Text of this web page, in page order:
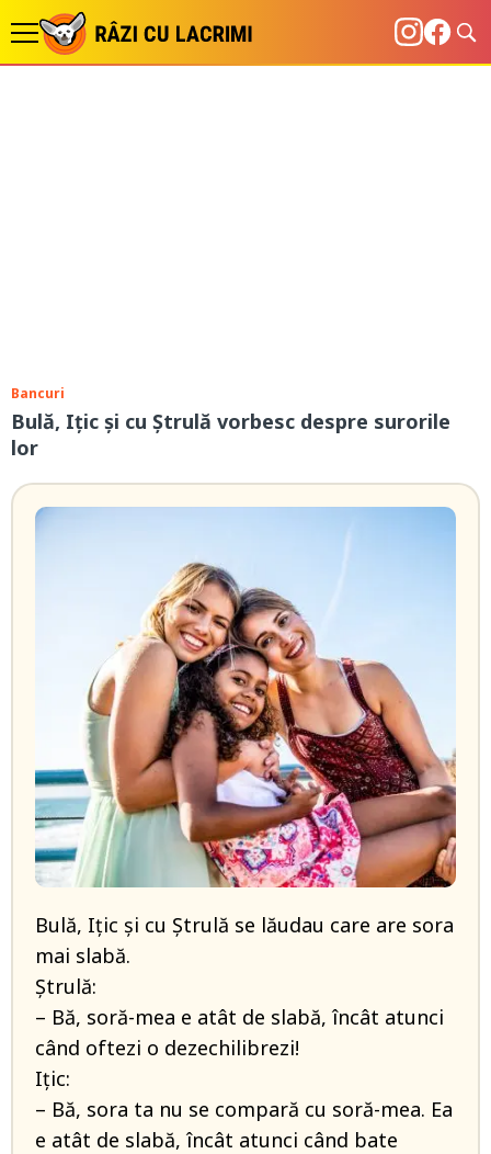
Bancuri
Bulă, Iţic şi cu Ştrulă vorbesc despre surorile
lor
Bulă, Iţic şi cu Ştrulă se lăudau care are sora
mai slabă.
Ştrulă:
– Bă, soră-mea e atât de slabă, încât atunci
când oftezi o dezechilibrezi!
Ițic:
– Bă, sora ta nu se compară cu soră-mea. Ea
e atât de slabă, încât atunci când bate